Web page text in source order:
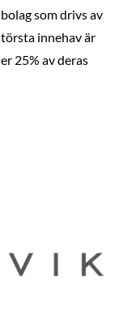
som drivs av
innehav är
25% av deras